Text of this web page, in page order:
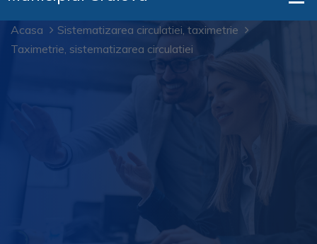
Acasa
Sistematizarea circulatiei, taximetrie
Taximetrie, sistematizarea circulatiei